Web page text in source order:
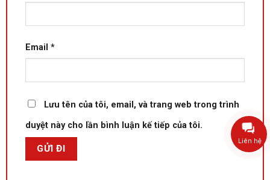
Email *
Lưu tên của tôi, email, và trang web trong trình
duyệt này cho lần bình luận kế tiếp của tôi.
Liên hệ